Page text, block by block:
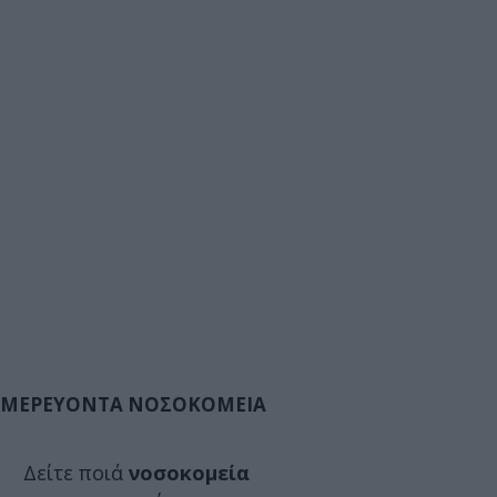
ΝΟΣΟΚΟΜΕΙΑ
Δείτε ποιά νοσοκομεία